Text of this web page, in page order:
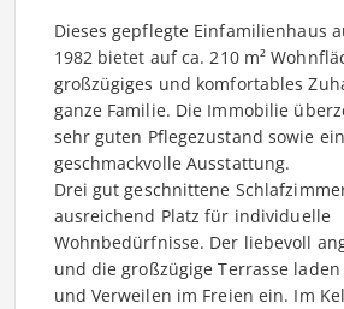
Dieses gepflegte Einfamilienhaus
1982 bietet auf ca. 210 m²
großzügiges und komfortables
ganze Familie. Die Immobilie
sehr guten Pflegezustand sowie
geschmackvolle Ausstattung.
Drei gut geschnittene
ausreichend Platz für individuelle
Wohnbedürfnisse. Der liebevoll
und die großzügige Terrasse
und Verweilen im Freien ein. Im